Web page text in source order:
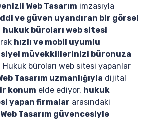
Web Tasarım imzasıyla
ve güven uyandıran bir görsel
hukuk büroları web sitesi
hızlı ve mobil uyumlu
müvekkillerinizi büronuza
Hukuk büroları web sitesi yapanlar
Tasarım uzmanlığıyla dijital
konum elde ediyor, hukuk
yapan firmalar arasındaki
Tasarım güvencesiyle